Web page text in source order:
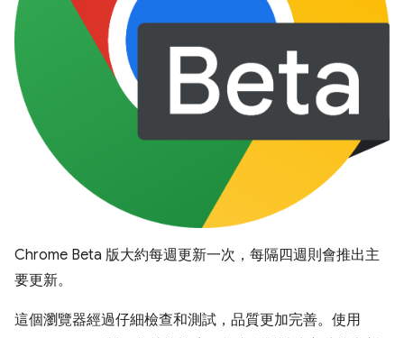
Chrome Beta 版大約每週更新一次，每隔四週則會推出主
要更新。
這個瀏覽器經過仔細檢查和測試，品質更加完善。使用